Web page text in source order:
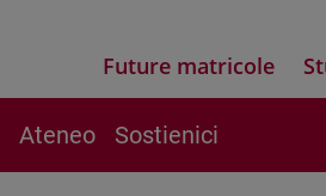
Future matricole
Ateneo Sostienici